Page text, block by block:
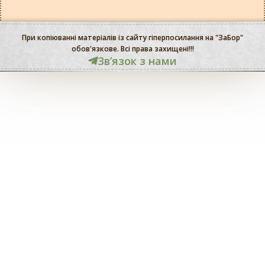
При копіюванні матеріалів із сайту гіперпосилання на "ЗаБор"
обов'язкове. Всі права захищені!!!
Звʼязок з нами